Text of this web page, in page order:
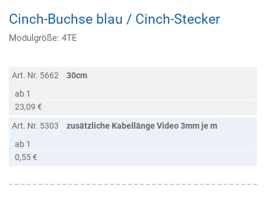
Cinch-Buchse blau / Cinch-Stecker
Modulgröße: 4TE
Art. Nr. 5662
30cm
ab 1
23,09 €
Art. Nr. 5303
zusätzliche Kabellänge Video 3mm je m
ab 1
0,55 €